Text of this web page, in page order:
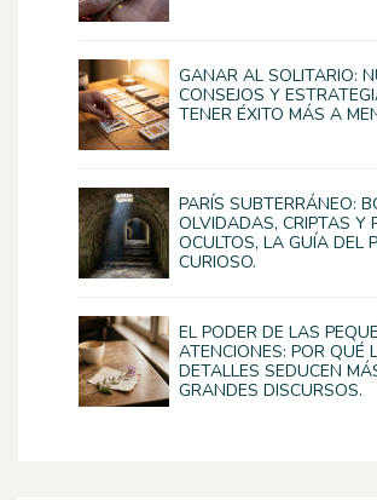
GANAR AL SOLITARIO:
CONSEJOS Y
TENER ÉXITO MÁS A
PARÍS SUBTERRÁNEO:
OLVIDADAS, CRIPTAS Y
OCULTOS, LA GUÍA DEL
CURIOSO.
EL PODER DE LAS
ATENCIONES: POR QUÉ
DETALLES SEDUCEN
GRANDES DISCURSOS.